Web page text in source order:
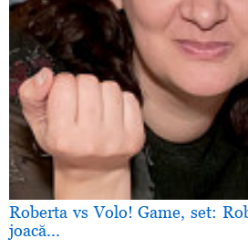
Roberta vs Volo! Game, set:
joacă...